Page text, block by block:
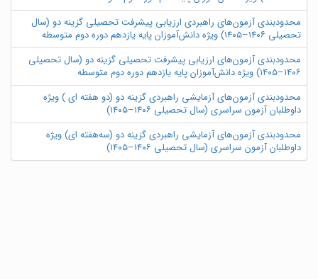
محدودبندی آزمون‌های راهبردی ارزیابی پیشرفت تحصیلی گزینه دو (سال
تحصیلی ۱۴۰۶–۱۴۰۵) ویژه دانش‌آموزان پایه یازدهم دوره دوم متوسطه
محدودبندی آزمون‌های ارزیابی پیشرفت تحصیلی گزینه دو (سال تحصیلی
۱۴۰۶–۱۴۰۵) ویژه دانش‌آموزان پایه یازدهم دوره دوم متوسطه
محدودبندی آزمون‌های آزمایشی راهبردی گزینه دو (دو هفته ای ) ویژه
داوطلبان آزمون سراسری (سال تحصیلی ۱۴۰۶–۱۴۰۵)
محدودبندی آزمون‌های آزمایشی راهبردی گزینه دو (سه‌هفته ای) ویژه
داوطلبان آزمون سراسری (سال تحصیلی ۱۴۰۶–۱۴۰۵)